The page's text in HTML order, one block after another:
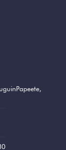
vous
Vous
et
un